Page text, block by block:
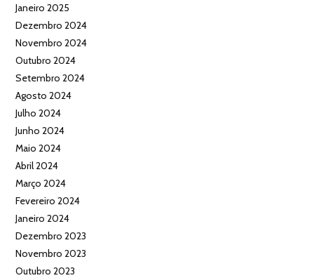
Janeiro 2025
Dezembro 2024
Novembro 2024
Outubro 2024
Setembro 2024
Agosto 2024
Julho 2024
Junho 2024
Maio 2024
Abril 2024
Março 2024
Fevereiro 2024
Janeiro 2024
Dezembro 2023
Novembro 2023
Outubro 2023